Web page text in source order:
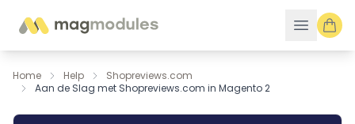
Home Help
Shopreviews.com
Aan de Slag met Shopreviews.com in Magento 2